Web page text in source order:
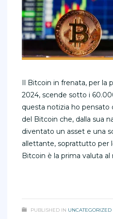
Il Bitcoin in frenata, per la
2024, scende sotto i
questa notizia ho pensato
del Bitcoin che, dalla sua
diventato un asset e una
allettante, soprattutto per
Bitcoin è la prima valuta al
PUBLISHED IN UNCATEGORIZED